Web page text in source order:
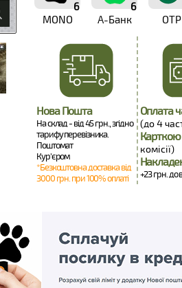
6
MONO
6
А-Банк
OTP
Нова Пошта
На склад - від 45 грн., згідно
тарифу перевізника.
Поштомат
Кур'єром
*Безкоштовна доставка від
3000 грн. при 100% оплаті
Оплата
(до 4
комісії)
+23 грн. до